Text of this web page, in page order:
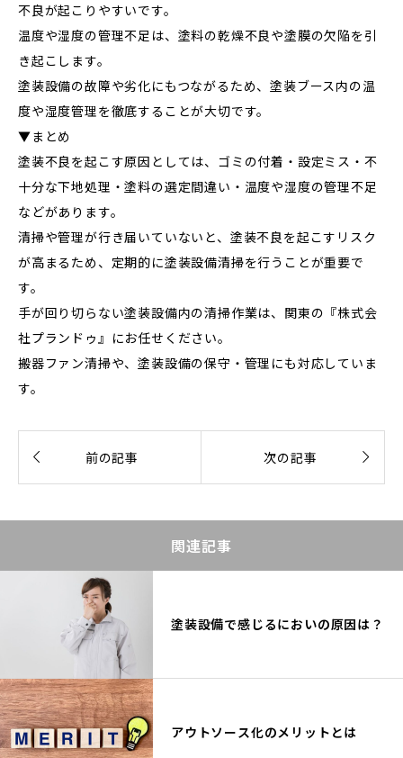
不良が起こりやすいです。
温度や湿度の管理不足は、塗料の乾燥不良や塗膜の欠陥を引
き起こします。
塗装設備の故障や劣化にもつながるため、塗装ブース内の温
度や湿度管理を徹底することが大切です。
▼まとめ
塗装不良を起こす原因としては、ゴミの付着・設定ミス・不
十分な下地処理・塗料の選定間違い・温度や湿度の管理不足
などがあります。
清掃や管理が行き届いていないと、塗装不良を起こすリスク
が高まるため、定期的に塗装設備清掃を行うことが重要で
す。
手が回り切らない塗装設備内の清掃作業は、関東の『株式会
社プランドゥ』にお任せください。
搬器ファン清掃や、塗装設備の保守・管理にも対応していま
す。
 前の記事 次の記事 
関連記事
塗装設備で感じるにおいの原因は？
アウトソース化のメリットとは